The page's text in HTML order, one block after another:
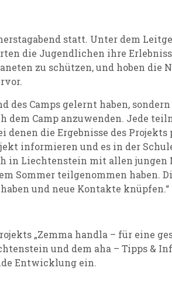
statt. Unter dem
die Jugendlichen ihre
zu schützen, und hoben
Camps gelernt haben,
dem Camp anzuwenden. Jede
die Ergebnisse des
informieren und es in der
in Liechtenstein mit allen
Sommer teilgenommen haben.
und neue Kontakte knüpfen.“
„Zemma handla – für eine
und dem aha – Tipps &
Entwicklung ein.